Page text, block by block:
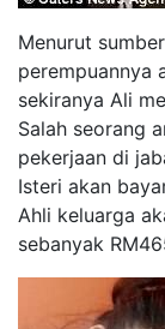
Menurut
perempuannya
sekiranya Ali
Salah seorang
pekerjaan di
Isteri akan
Ahli keluarga
sebanyak